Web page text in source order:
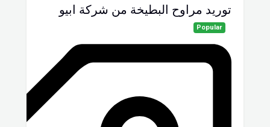
توريد مراوح البطيخة من شركة ابيو
Popular